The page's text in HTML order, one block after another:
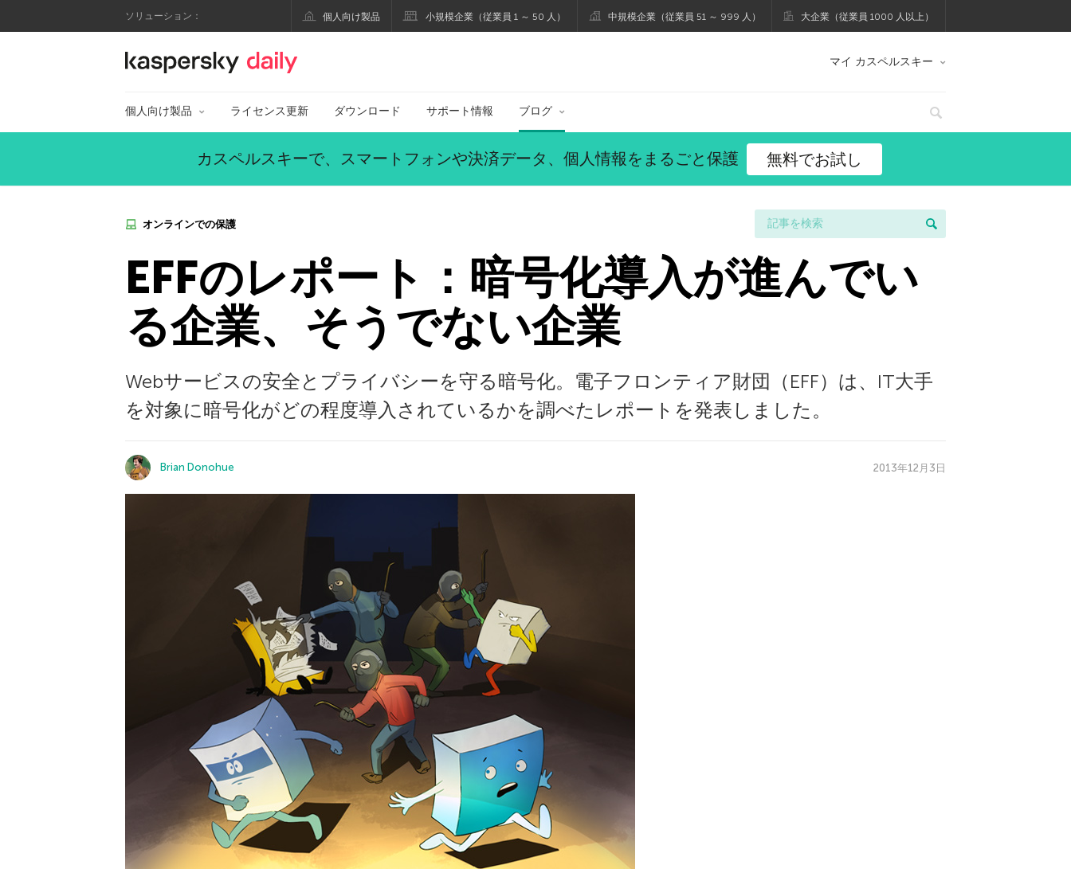
ソリューション： 個人向け製品 小規模企業（従業員 1 ～ 50 人） 中規模企業（従業員 51 ～ 999 人） 大企業（従業員 1000 人以上）
カスペルスキー公式ブログ マイ カスペルスキー
個人向け製品 ライセンス更新 ダウンロード サポート情報 ブログ
カスペルスキーで、スマートフォンや決済データ、個人情報をまるごと保護 無料でお試し
オンラインでの保護
EFFのレポート：暗号化導入が進んでい
る企業、そうでない企業
Webサービスの安全とプライバシーを守る暗号化。電子フロンティア財団（EFF）は、IT大手
を対象に暗号化がどの程度導入されているかを調べたレポートを発表しました。
Brian Donohue 2013年12月3日